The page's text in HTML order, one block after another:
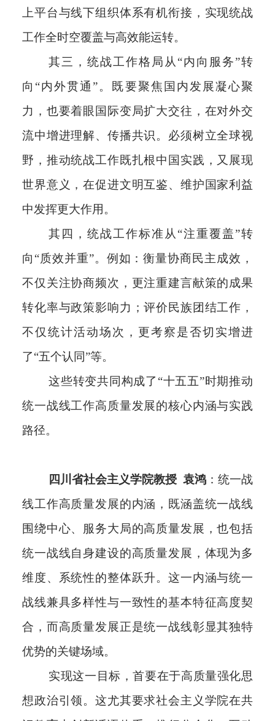
上平台与线下组织体系有机衔接，实现统战
工作全时空覆盖与高效能运转。
其三，统战工作格局从“内向服务”转
向“内外贯通”。既要聚焦国内发展凝心聚
力，也要着眼国际变局扩大交往，在对外交
流中增进理解、传播共识。必须树立全球视
野，推动统战工作既扎根中国实践，又展现
世界意义，在促进文明互鉴、维护国家利益
中发挥更大作用。
其四，统战工作标准从“注重覆盖”转
向“质效并重”。例如：衡量协商民主成效，
不仅关注协商频次，更注重建言献策的成果
转化率与政策影响力；评价民族团结工作，
不仅统计活动场次，更考察是否切实增进
了“五个认同”等。
这些转变共同构成了“十五五”时期推动
统一战线工作高质量发展的核心内涵与实践
路径。
四川省社会主义学院教授 袁鸿 ：统一战
线工作高质量发展的内涵，既涵盖统一战线
围绕中心、服务大局的高质量发展，也包括
统一战线自身建设的高质量发展，体现为多
维度、系统性的整体跃升。这一内涵与统一
战线兼具多样性与一致性的基本特征高度契
合，而高质量发展正是统一战线彰显其独特
优势的关键场域。
实现这一目标，首要在于高质量强化思
想政治引领。这尤其要求社会主义学院在共